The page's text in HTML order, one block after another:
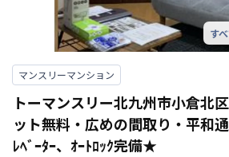
す
マンスリーマンション
トーマンスリー北九州市小倉北
ット無料・広めの間取り・平和
ﾚﾍﾞｰﾀｰ、ｵｰﾄﾛｯｸ完備★